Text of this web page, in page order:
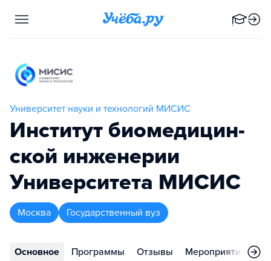
Университет науки и технологий МИСИС
Институт биоме­ди­цин­
ской инженерии
Университета МИСИС
Москва Государственный вуз
Основное Программы Отзывы Мероприятия